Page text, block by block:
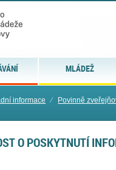
MLÁDEŽ
informace ⁄ Povinně
O POSKYTNUTÍ